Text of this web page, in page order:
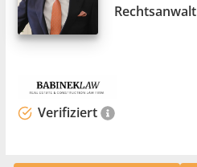
Verifiziert
Rechtsanwalt